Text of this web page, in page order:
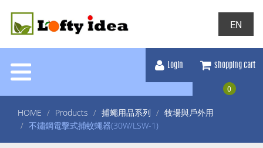
EN
Login shopping cart
0
HOME Products 捕蠅用品系列
牧場與戶外用
不鏽鋼電擊式捕蚊蠅器(30W/LSW-1)